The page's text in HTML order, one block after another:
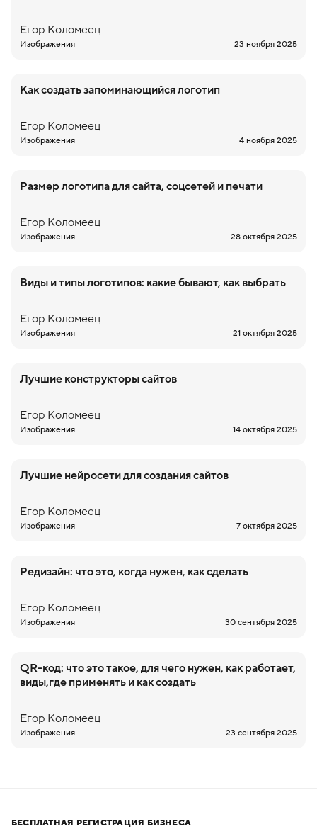
Егор Коломеец
Изображения 23 ноября 2025
Как создать запоминающийся логотип
Егор Коломеец
Изображения 4 ноября 2025
Размер логотипа для сайта, соцсетей и печати
Егор Коломеец
Изображения 28 октября 2025
Виды и типы логотипов: какие бывают, как выбрать
Егор Коломеец
Изображения 21 октября 2025
Лучшие конструкторы сайтов
Егор Коломеец
Изображения 14 октября 2025
Лучшие нейросети для создания сайтов
Егор Коломеец
Изображения 7 октября 2025
Редизайн: что это, когда нужен, как сделать
Егор Коломеец
Изображения 30 сентября 2025
QR-код: что это такое, для чего нужен, как работает,
виды,где применять и как создать
Егор Коломеец
Изображения 23 сентября 2025
БЕСПЛАТНАЯ РЕГИСТРАЦИЯ БИЗНЕСА